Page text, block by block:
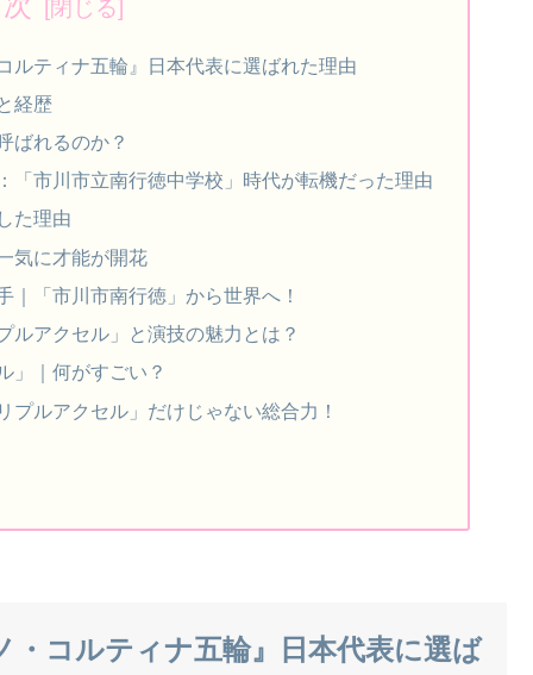
ルティナ五輪』日本代表に選ばれた理由
経歴
ばれるのか？
「市川市立南行徳中学校」時代が転機だった理由
た理由
気に才能が開花
「市川市南行徳」から世界へ！
ルアクセル」と演技の魅力とは？
」｜何がすごい？
ルアクセル」だけじゃない総合力！
・コルティナ五輪』日本代表に選ば